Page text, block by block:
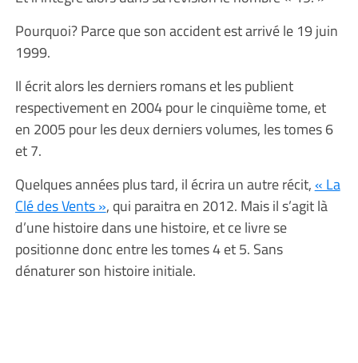
Pourquoi? Parce que son accident est arrivé le 19 juin
1999.
Il écrit alors les derniers romans et les publient
respectivement en 2004 pour le cinquième tome, et
en 2005 pour les deux derniers volumes, les tomes 6
et 7.
Quelques années plus tard, il écrira un autre récit,« La
Clé des Vents », qui paraitra en 2012. Mais il s’agit là
d’une histoire dans une histoire, et ce livre se
positionne donc entre les tomes 4 et 5. Sans
dénaturer son histoire initiale.